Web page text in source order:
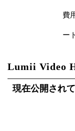
費
ー
Lumii Video
現在公開され